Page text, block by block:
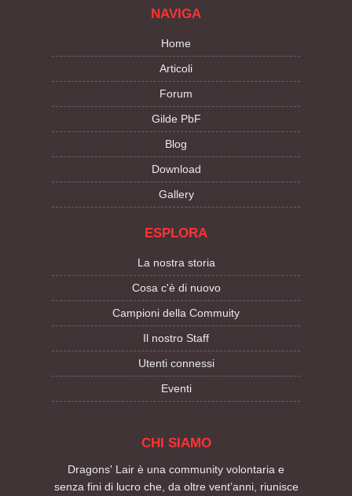
NAVIGA
Home
Articoli
Forum
Gilde PbF
Blog
Download
Gallery
ESPLORA
La nostra storia
Cosa c'è di nuovo
Campioni della Commuity
Il nostro Staff
Utenti connessi
Eventi
CHI SIAMO
Dragons' Lair è una community volontaria e
senza fini di lucro che, da oltre vent’anni, riunisce